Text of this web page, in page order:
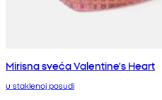
Mirisna sveća Valentine's Heart
u staklenoj posudi